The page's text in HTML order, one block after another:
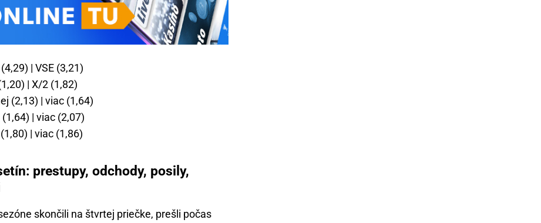
| VSE (3,21)
| X/2 (1,82)
(2,13) | viac (1,64)
| viac (2,07)
| viac (1,86)
prestupy, odchody, posily,
skončili na štvrtej priečke, prešli počas